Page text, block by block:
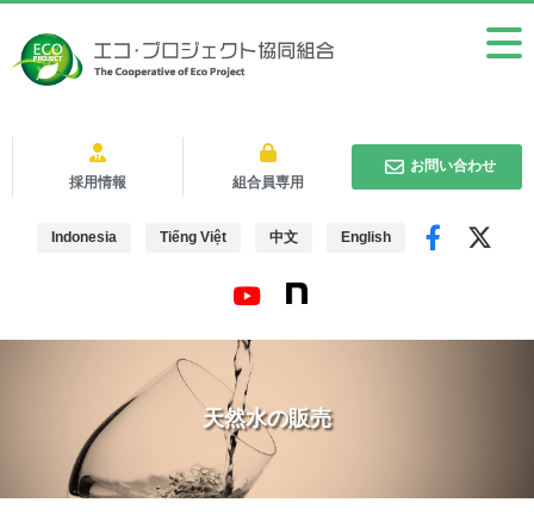
採用情報 組合員専用
お問い合わせ
Indonesia Tiếng Việt 中文 English
天然水の販売